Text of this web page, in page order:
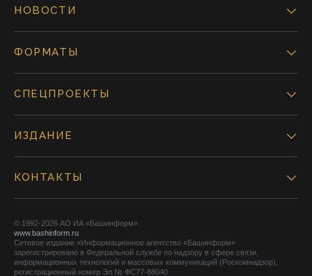
НОВОСТИ
ФОРМАТЫ
СПЕЦПРОЕКТЫ
ИЗДАНИЕ
КОНТАКТЫ
© 1992-2026 АО ИА «Башинформ».
www.bashinform.ru
Сетевое издание «Информационное агентство «Башинформ»
зарегистрировано в Федеральной службе по надзору в сфере связи,
информационных технологий и массовых коммуникаций (Роскомнадзор),
регистрационный номер Эл № ФС77-88040